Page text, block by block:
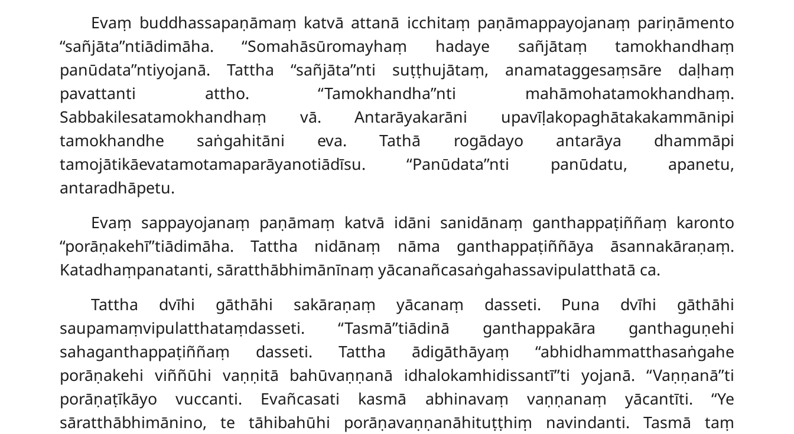
Evaṃ buddhassapaṇāmaṃ katvā attanā icchitaṃ paṇāmappayojanaṃ pariṇāmento
‘‘sañjāta’’ntiādimāha. ‘‘Somahāsūromayhaṃ hadaye sañjātaṃ tamokhandhaṃ
panūdata’’ntiyojanā. Tattha ‘‘sañjāta’’nti suṭṭhujātaṃ, anamataggesaṃsāre daḷhaṃ
pavattanti attho. ‘‘Tamokhandha’’nti mahāmohatamokhandhaṃ.
Sabbakilesatamokhandhaṃ vā. Antarāyakarāni upavīḷakopaghātakakammānipi
tamokhandhe saṅgahitāni eva. Tathā rogādayo antarāya dhammāpi
tamojātikāevatamotamaparāyanotiādīsu. ‘‘Panūdata’’nti panūdatu, apanetu,
antaradhāpetu.
Evaṃ sappayojanaṃ paṇāmaṃ katvā idāni sanidānaṃ ganthappaṭiññaṃ karonto
‘‘porāṇakehī’’tiādimāha. Tattha nidānaṃ nāma ganthappaṭiññāya āsannakāraṇaṃ.
Katadhaṃpanatanti, sāratthābhimānīnaṃ yācanañcasaṅgahassavipulatthatā ca.
Tattha dvīhi gāthāhi sakāraṇaṃ yācanaṃ dasseti. Puna dvīhi gāthāhi
saupamaṃvipulatthataṃdasseti. ‘‘Tasmā’’tiādinā ganthappakāra ganthaguṇehi
sahaganthappaṭiññaṃ dasseti. Tattha ādigāthāyaṃ ‘‘abhidhammatthasaṅgahe
porāṇakehi viññūhi vaṇṇitā bahūvaṇṇanā idhalokamhidissantī’’ti yojanā. ‘‘Vaṇṇanā’’ti
porāṇaṭīkāyo vuccanti. Evañcasati kasmā abhinavaṃ vaṇṇanaṃ yācantīti. ‘‘Ye
sāratthābhimānino, te tāhibahūhi porāṇavaṇṇanāhituṭṭhiṃ navindanti. Tasmā taṃ